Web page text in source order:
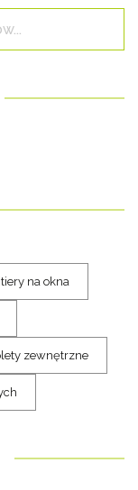
na okna
zewnętrzne